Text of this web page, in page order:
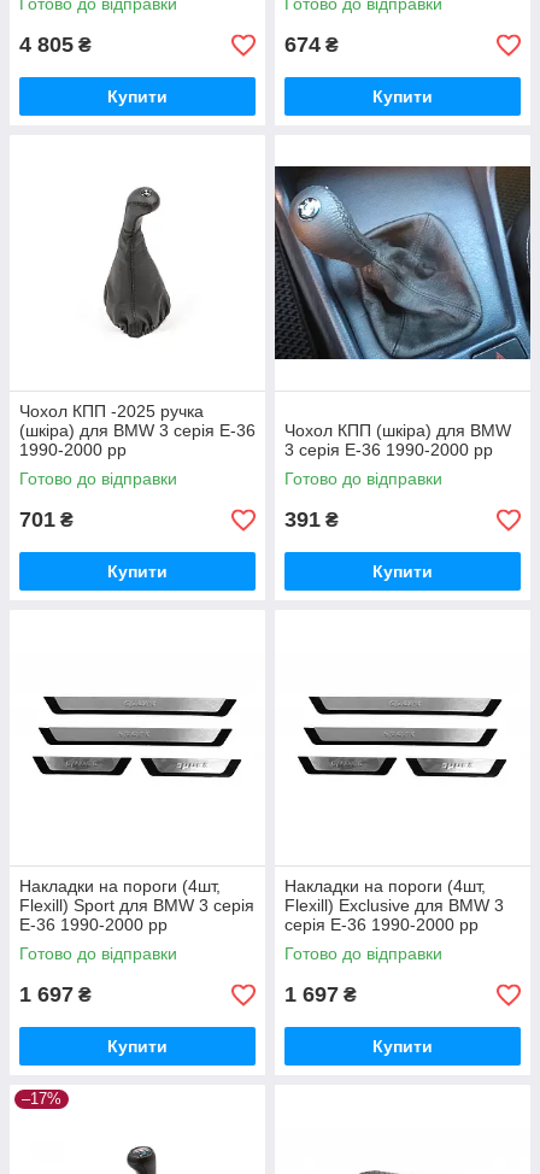
4 805 ₴
Купити
674 ₴
Купити
Чохол КПП -2025 ручка
(шкіра) для BMW 3 серія E-36
1990-2000 рр
Готово до відправки
701 ₴
Купити
Чохол КПП (шкіра) для BMW
3 серія E-36 1990-2000 рр
Готово до відправки
391 ₴
Купити
Накладки на пороги (4шт,
Flexill) Sport для BMW 3 серія
E-36 1990-2000 рр
Готово до відправки
1 697 ₴
Купити
Накладки на пороги (4шт,
Flexill) Exclusive для BMW 3
серія E-36 1990-2000 рр
Готово до відправки
1 697 ₴
Купити
–17%